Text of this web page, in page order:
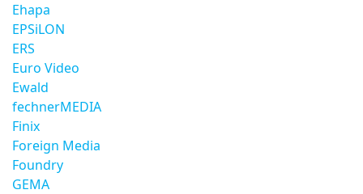
Ehapa
EPSiLON
ERS
Euro Video
Ewald
fechnerMEDIA
Finix
Foreign Media
Foundry
GEMA